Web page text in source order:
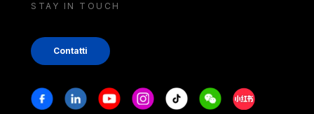
STAY IN TOUCH
Contatti
Stay in touch
FacebookLinkedinYoutubeInstagram
Tiktok WeechatXiaohongshu/